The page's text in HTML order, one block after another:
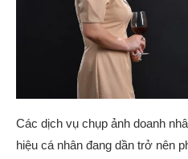
Các dịch vụ chụp ảnh doanh
hiệu cá nhân đang dần trở nên